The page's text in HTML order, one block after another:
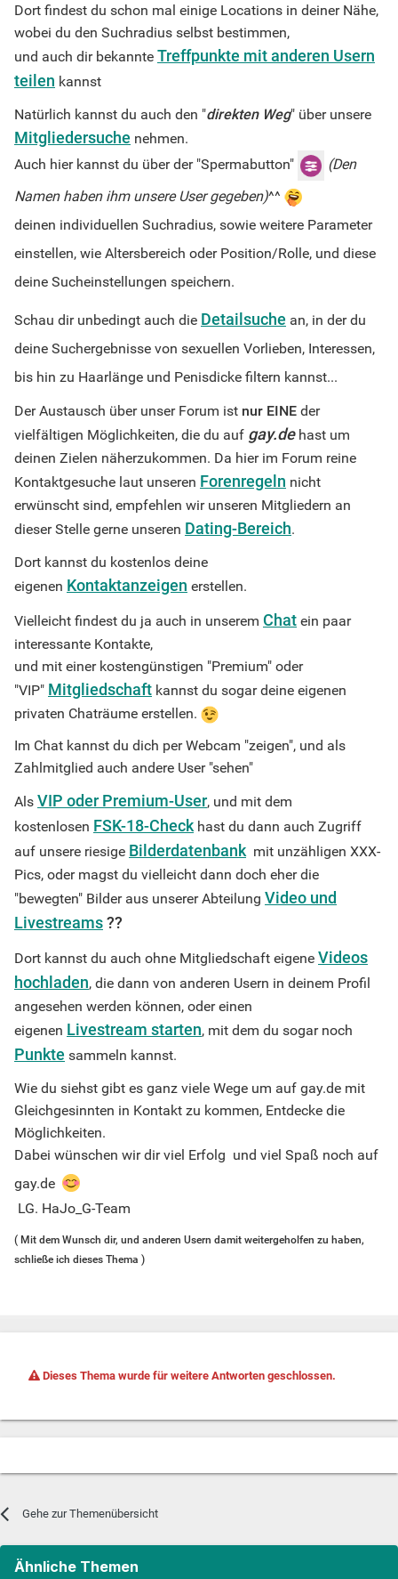
Dort findest du schon mal einige Locations in deiner Nähe,
wobei du den Suchradius selbst bestimmen,
und auch dir bekannte Treffpunkte mit anderen Usern
teilen kannst
Natürlich kannst du auch den "direkten Weg" über unsere
Mitgliedersuche nehmen.
Auch hier kannst du über der "Spermabutton"
(Den
Namen haben ihm unsere User gegeben)^^
deinen individuellen Suchradius, sowie weitere Parameter
einstellen, wie Altersbereich oder Position/Rolle, und diese
deine Sucheinstellungen speichern.
Schau dir unbedingt auch die Detailsuche an, in der du
deine Suchergebnisse von sexuellen Vorlieben, Interessen,
bis hin zu Haarlänge und Penisdicke filtern kannst...
Der Austausch über unser Forum ist nur EINE der
vielfältigen Möglichkeiten, die du auf gay.dehast um
deinen Zielen näherzukommen. Da hier im Forum reine
Kontaktgesuche laut unseren Forenregeln nicht
erwünscht sind, empfehlen wir unseren Mitgliedern an
dieser Stelle gerne unseren Dating-Bereich.
Dort kannst du kostenlos deine
eigenen Kontaktanzeigen erstellen.
Vielleicht findest du ja auch in unserem Chat ein paar
interessante Kontakte,
und mit einer kostengünstigen "Premium" oder
"VIP" Mitgliedschaft kannst du sogar deine eigenen
privaten Chaträume erstellen.
Im Chat kannst du dich per Webcam "zeigen", und als
Zahlmitglied auch andere User "sehen"
Als VIP oder Premium-User, und mit dem
kostenlosen FSK-18-Checkhast du dann auch Zugriff
auf unsere riesige Bilderdatenbankmit unzähligen XXX-
Pics, oder magst du vielleicht dann doch eher die
"bewegten" Bilder aus unserer Abteilung Video und
Livestreams??
Dort kannst du auch ohne Mitgliedschaft eigene Videos
hochladen, die dann von anderen Usern in deinem Profil
angesehen werden können, oder einen
eigenen Livestream starten, mit dem du sogar noch
Punkte sammeln kannst.
Wie du siehst gibt es ganz viele Wege um auf gay.de mit
Gleichgesinnten in Kontakt zu kommen, Entdecke die
Möglichkeiten.
Dabei wünschen wir dir viel Erfolg und viel Spaß noch auf
gay.de
LG. HaJo_G-Team
( Mit dem Wunsch dir, und anderen Usern damit weitergeholfen zu haben,
schließe ich dieses Thema )
Dieses Thema wurde für weitere Antworten geschlossen.
Gehe zur Themenübersicht
Ähnliche Themen